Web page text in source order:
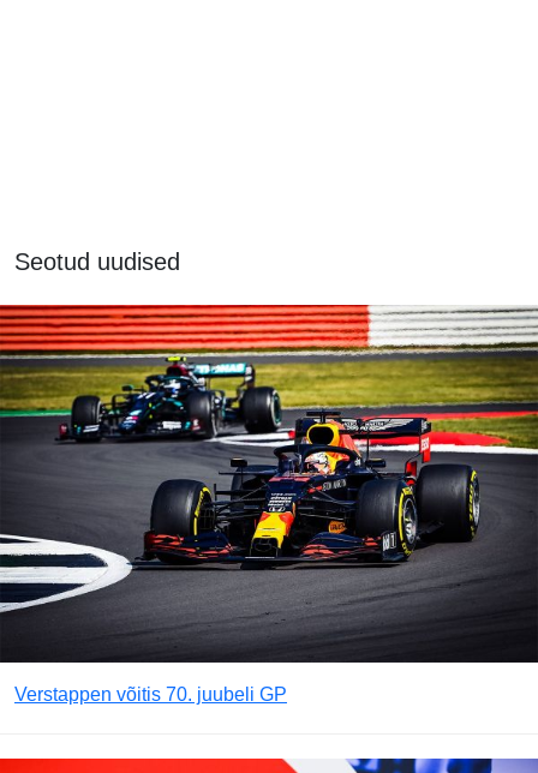
Seotud uudised
Verstappen võitis 70. juubeli GP